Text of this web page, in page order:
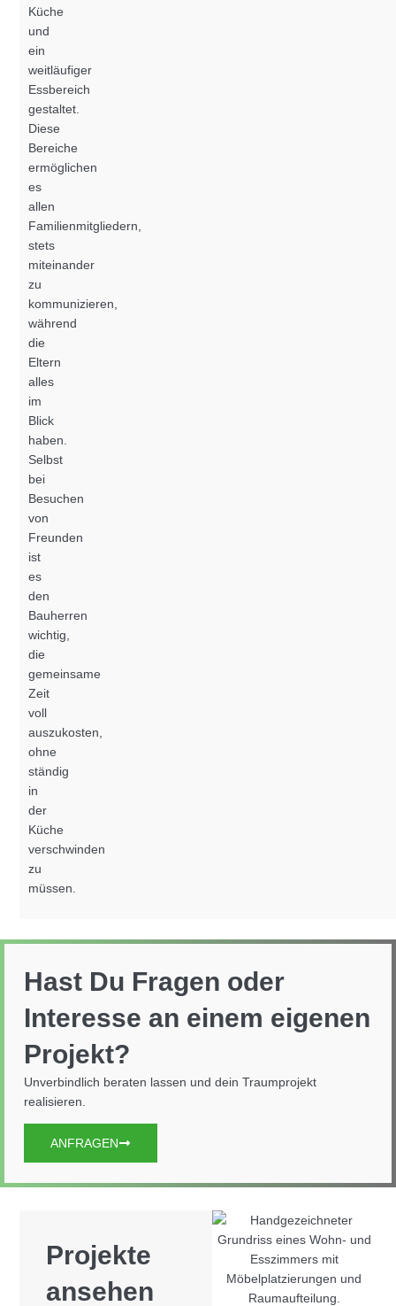
Küche
und
ein
weitläufiger
Essbereich
gestaltet.
Diese
Bereiche
ermöglichen
es
allen
Familienmitgliedern,
stets
miteinander
zu
kommunizieren,
während
die
Eltern
alles
im
Blick
haben.
Selbst
bei
Besuchen
von
Freunden
ist
es
den
Bauherren
wichtig,
die
gemeinsame
Zeit
voll
auszukosten,
ohne
ständig
in
der
Küche
verschwinden
zu
müssen.
Hast Du Fragen oder
Interesse an einem eigenen
Projekt?
Unverbindlich beraten lassen und dein Traumprojekt
realisieren.
ANFRAGEN
Projekte
ansehen